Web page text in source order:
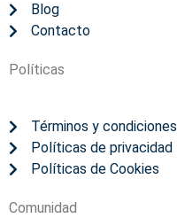
Blog
Contacto
Políticas
Términos y condiciones
Políticas de privacidad
Políticas de Cookies
Comunidad